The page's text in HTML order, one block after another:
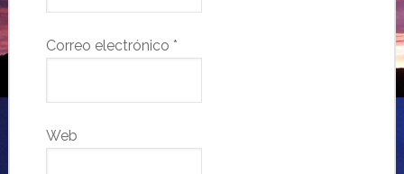
Correo electrónico *
Web